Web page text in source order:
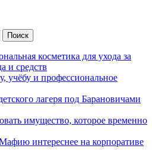
косметика для ухода за
и средств
учёбу и профессиональное
лагеря под Барановичами
имущество, которое временно
интереснее на корпоративе